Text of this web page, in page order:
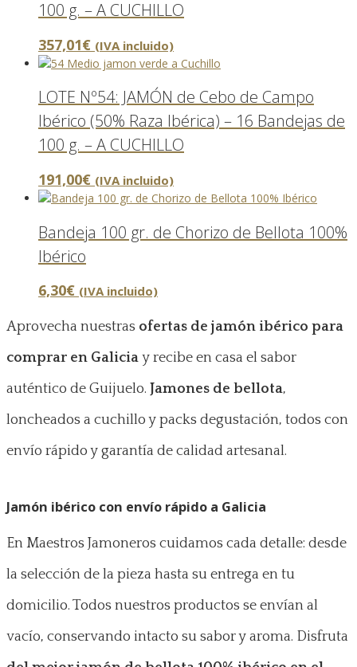
100 g. – A CUCHILLO
357,01€ (IVA incluido)
LOTE Nº54: JAMÓN de Cebo de Campo
Ibérico (50% Raza Ibérica) – 16 Bandejas de
100 g. – A CUCHILLO
191,00€ (IVA incluido)
Bandeja 100 gr. de Chorizo de Bellota 100%
Ibérico
6,30€ (IVA incluido)
Aprovecha nuestras ofertas de jamón ibérico para
comprar en Galicia y recibe en casa el sabor
auténtico de Guijuelo. Jamones de bellota,
loncheados a cuchillo y packs degustación, todos con
envío rápido y garantía de calidad artesanal.
Jamón ibérico con envío rápido a Galicia
En Maestros Jamoneros cuidamos cada detalle: desde
la selección de la pieza hasta su entrega en tu
domicilio. Todos nuestros productos se envían al
vacío, conservando intacto su sabor y aroma. Disfruta